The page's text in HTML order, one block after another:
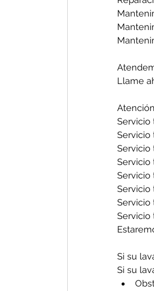
Llame
Servicio
Servicio
Servicio
Servicio
Servicio
Servicio
Servicio
Servicio
Si su
Si su